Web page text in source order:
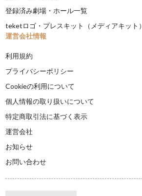
登録済み劇場・ホール一覧
teketロゴ・プレスキット（メディアキット）
運営会社情報
利用規約
プライバシーポリシー
Cookieの利用について
個人情報の取り扱いについて
特定商取引法に基づく表示
運営会社
お知らせ
お問い合わせ